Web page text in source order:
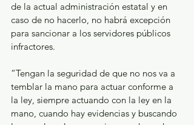
de la actual administración estatal y en
caso de no hacerlo, no habrá excepción
para sancionar a los servidores públicos
infractores.
“Tengan la seguridad de que no nos va a
temblar la mano para actuar conforme a
la ley, siempre actuando con la ley en la
mano, cuando hay evidencias y buscando